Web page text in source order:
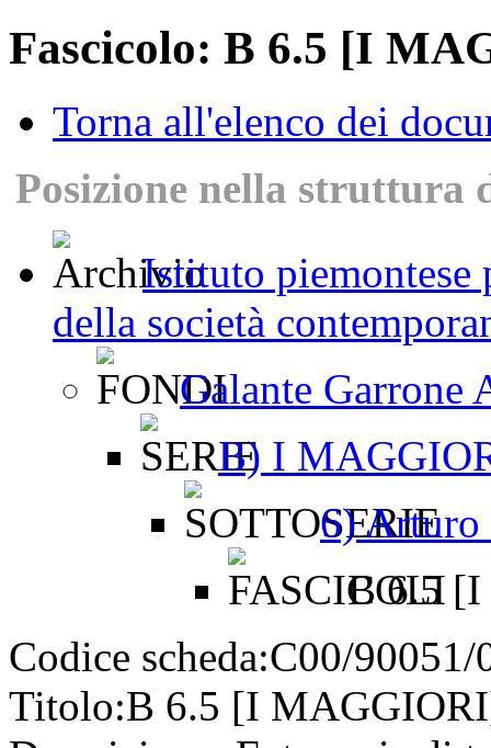
Fascicolo: B 6.5 [I
Torna all'elenco dei
Posizione nella struttura
Istituto piemontese
della società
Galante Garrone
B) I
6) Arturo
B 6.5 [I
Codice scheda:C00/90051/
Titolo:B 6.5 [I